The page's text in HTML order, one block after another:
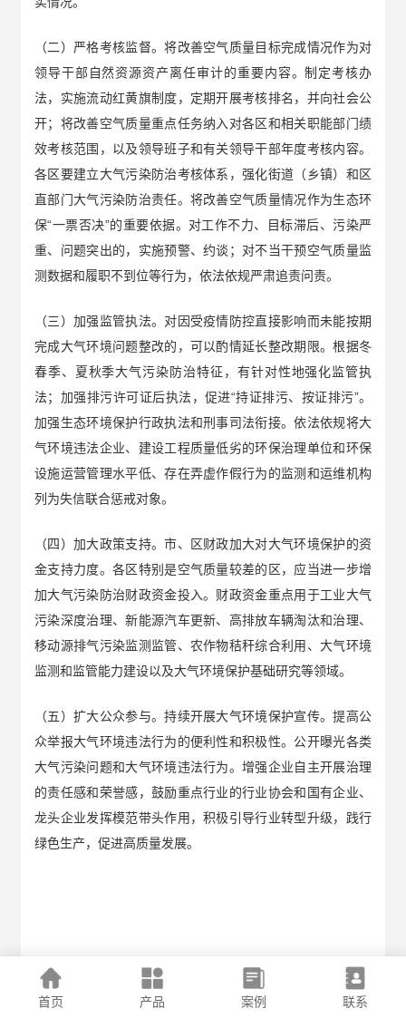
（二）严格考核监督。将改善空气质量目标完成情况作为对
领导干部自然资源资产离任审计的重要内容。制定考核办
法，实施流动红黄旗制度，定期开展考核排名，并向社会公
开；将改善空气质量重点任务纳入对各区和相关职能部门绩
效考核范围，以及领导班子和有关领导干部年度考核内容。
各区要建立大气污染防治考核体系，强化街道（乡镇）和区
直部门大气污染防治责任。将改善空气质量情况作为生态环
保“一票否决”的重要依据。对工作不力、目标滞后、污染严
重、问题突出的，实施预警、约谈；对不当干预空气质量监
测数据和履职不到位等行为，依法依规严肃追责问责。
（三）加强监管执法。对因受疫情防控直接影响而未能按期
完成大气环境问题整改的，可以酌情延长整改期限。根据冬
春季、夏秋季大气污染防治特征，有针对性地强化监管执
法；加强排污许可证后执法，促进“持证排污、按证排污”。
加强生态环境保护行政执法和刑事司法衔接。依法依规将大
气环境违法企业、建设工程质量低劣的环保治理单位和环保
设施运营管理水平低、存在弄虚作假行为的监测和运维机构
列为失信联合惩戒对象。
（四）加大政策支持。市、区财政加大对大气环境保护的资
金支持力度。各区特别是空气质量较差的区，应当进一步增
加大气污染防治财政资金投入。财政资金重点用于工业大气
污染深度治理、新能源汽车更新、高排放车辆淘汰和治理、
移动源排气污染监测监管、农作物秸秆综合利用、大气环境
监测和监管能力建设以及大气环境保护基础研究等领域。
（五）扩大公众参与。持续开展大气环境保护宣传。提高公
众举报大气环境违法行为的便利性和积极性。公开曝光各类
大气污染问题和大气环境违法行为。增强企业自主开展治理
的责任感和荣誉感，鼓励重点行业的行业协会和国有企业、
龙头企业发挥模范带头作用，积极引导行业转型升级，践行
绿色生产，促进高质量发展。
首页 产品 案例 联系